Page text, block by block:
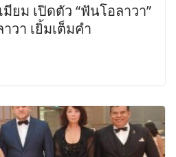
ยม เปิดตัว “ฟันโอลาวา”
วา เยิ้มเต็มคำ